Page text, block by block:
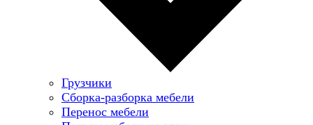
Грузчики
Сборка-разборка мебели
Перенос мебели